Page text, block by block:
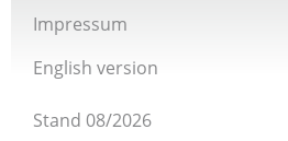
Impressum
English version
Stand 08/2026